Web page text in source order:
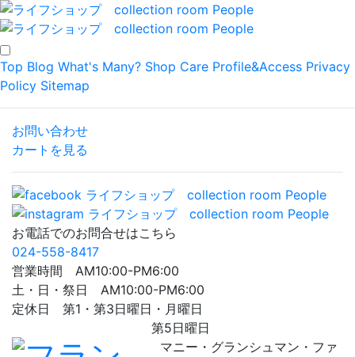
Top Blog What's Many? Shop Care Profile&Access Privacy
Policy Sitemap
お問い合わせ
カートを見る
お電話でのお問合せはこちら
024-558-8417
営業時間 AM10:00-PM6:00
土・日・祭日 AM10:00-PM6:00
定休日 第1・第3日曜日・月曜日
第5日曜日
マニー・グランシュマン・ファ